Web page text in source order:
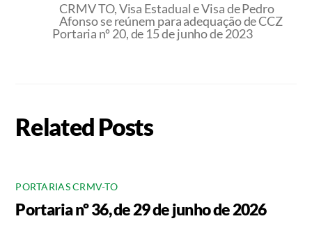
CRMV TO, Visa Estadual e Visa de Pedro
Afonso se reúnem para adequação de CCZ
Portaria nº 20, de 15 de junho de 2023
Related Posts
PORTARIAS CRMV-TO
Portaria nº 36, de 29 de junho de 2026